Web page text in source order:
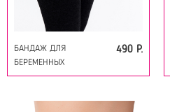
БАНДАЖ ДЛЯ
БЕРЕМЕННЫХ
УНИВЕРСАЛЬНЫЙ 19557
490 Р.